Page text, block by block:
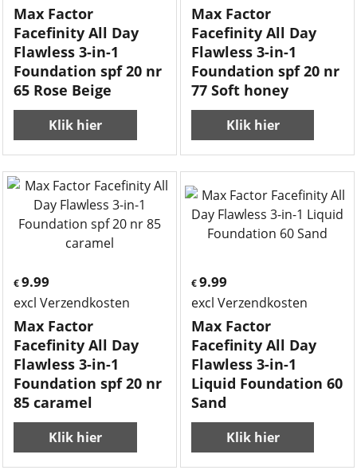
Max Factor
Facefinity All Day
Flawless 3-in-1
Foundation spf 20 nr
65 Rose Beige
Klik hier
Max Factor
Facefinity All Day
Flawless 3-in-1
Foundation spf 20 nr
77 Soft honey
Klik hier
€ 9.99
excl Verzendkosten
Max Factor
Facefinity All Day
Flawless 3-in-1
Foundation spf 20 nr
85 caramel
Klik hier
€9.99
excl Verzendkosten
Max Factor
Facefinity All Day
Flawless 3-in-1
Liquid Foundation 60
Sand
Klik hier